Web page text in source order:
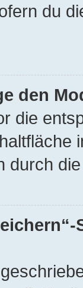
du
den
die
durch